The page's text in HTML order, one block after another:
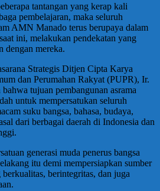
tantangan yang kerap kali
pembelajaran, maka seluruh
AMN Manado terus berupaya dalam
ini, melakukan pendekatan yang
dengan mereka.
Strategis Ditjen Cipta Karya
dan Perumahan Rakyat (PUPR), Ir.
tujuan pembangunan asrama
untuk mempersatukan seluruh
suku bangsa, bahasa, budaya,
dari berbagai daerah di Indonesia dan
generasi muda penerus bangsa
itu demi mempersiapkan sumber
berintegritas, dan juga